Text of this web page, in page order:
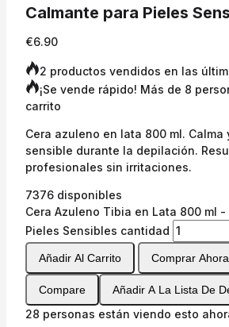
Calmante para Pieles
€6.90
2 productos vendidos en las
¡Se vende rápido! Más de 8
carrito
Cera azuleno en lata 800 ml. Calma
sensible durante la depilación.
profesionales sin irritaciones.
7376 disponibles
Cera Azuleno Tibia en Lata 800 ml -
Pieles Sensibles cantidad
Añadir Al Carrito Comprar Ahora
Compare Añadir A La Lista De
28 personas están viendo esto